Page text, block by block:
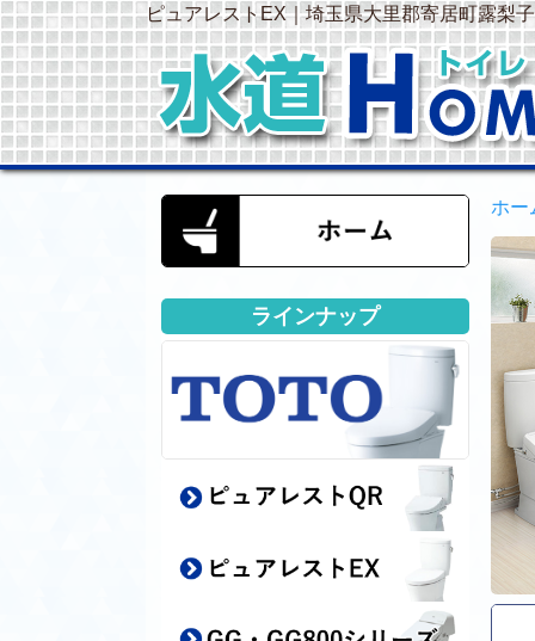
ピュアレストEX｜埼玉県大里郡寄居町露梨
ホー
ラインナップ